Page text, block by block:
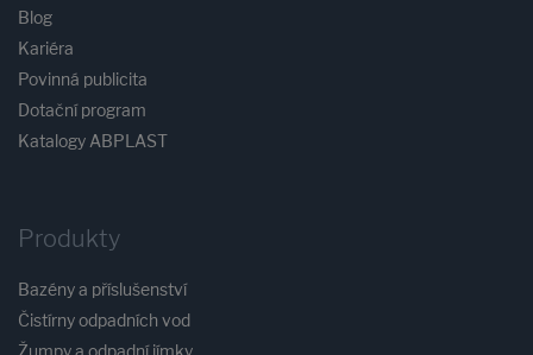
Blog
Kariéra
Povinná publicita
Dotační program
Katalogy ABPLAST
Produkty
Bazény a příslušenství
Čistírny odpadních vod